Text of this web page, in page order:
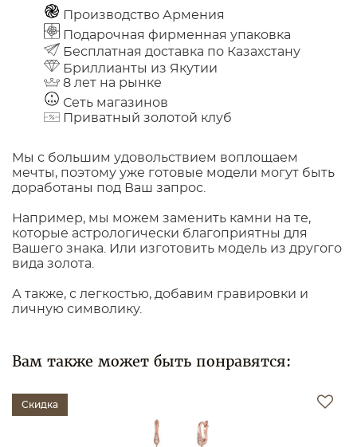
Производство Армения
Подарочная фирменная упаковка
Бесплатная доставка по Казахстану
Бриллианты из Якутии
8 лет на рынке
Сеть магазинов
Приватный золотой клуб
Мы с большим удовольствием воплощаем
мечты, поэтому уже готовые модели могут быть
доработаны под Ваш запрос.
Например, мы можем заменить камни на те,
которые астрологически благоприятны для
Вашего знака. Или изготовить модель из другого
вида золота.
А также, с легкостью, добавим гравировки и
личную символику.
Вам также может быть понравятся:
Скидка